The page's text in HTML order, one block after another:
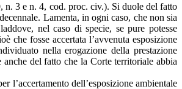
n. 3 e n. 4, cod. proc. civ.). Si duole del fatto
Lamenta, in ogni caso, che non sia
nel caso di specie, se pure potesse
che fosse accertata l’avvenuta esposizione
nella erogazione della prestazione
del fatto che la Corte territoriale abbia
l’accertamento dell’esposizione ambientale